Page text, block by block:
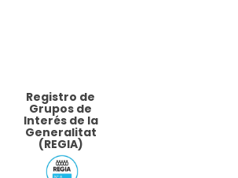
Registro de
Grupos de
Interés de la
Generalitat
(REGIA)